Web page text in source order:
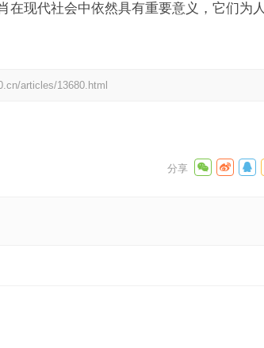
在现代社会中依然具有重要意义，它们为人
articles/13680.html